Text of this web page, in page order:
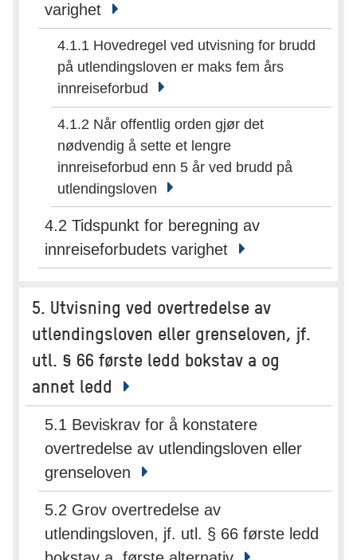
varighet
4.1.1 Hovedregel ved utvisning for brudd
på utlendingsloven er maks fem års
innreiseforbud
4.1.2 Når offentlig orden gjør det
nødvendig å sette et lengre
innreiseforbud enn 5 år ved brudd på
utlendingsloven
4.2 Tidspunkt for beregning av
innreiseforbudets varighet
5. Utvisning ved overtredelse av
utlendingsloven eller grenseloven, jf.
utl. § 66 første ledd bokstav a og
annet ledd
5.1 Beviskrav for å konstatere
overtredelse av utlendingsloven eller
grenseloven
5.2 Grov overtredelse av
utlendingsloven, jf. utl. § 66 første ledd